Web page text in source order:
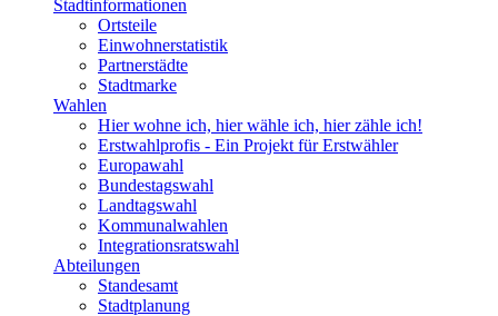
Stadtinformationen
Ortsteile
Einwohnerstatistik
Partnerstädte
Stadtmarke
Wahlen
Hier wohne ich, hier wähle ich, hier zähle ich!
Erstwahlprofis - Ein Projekt für Erstwähler
Europawahl
Bundestagswahl
Landtagswahl
Kommunalwahlen
Integrationsratswahl
Abteilungen
Standesamt
Stadtplanung